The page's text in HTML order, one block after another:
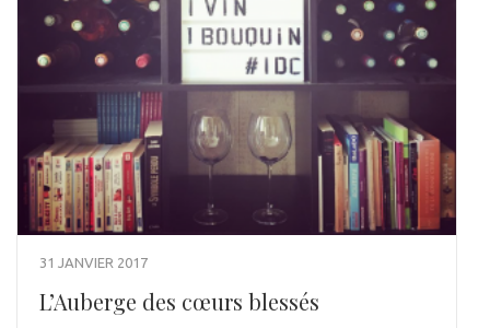
31 JANVIER 2017
L’Auberge des cœurs blessés